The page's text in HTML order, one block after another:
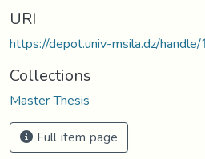
URI
https://depot.univ-msila.dz/
Collections
Master Thesis
Full item page